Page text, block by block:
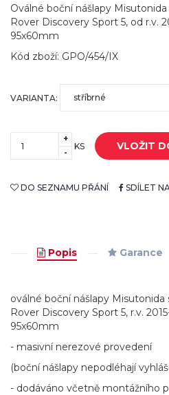
Oválné boční nášlapy
Rover Discovery Sport 5, od r.v.
95x60mm
Kód zboží: GPO/454/IX
VARIANTA:
+
-
KS VLOŽIT
DO SEZNAMU PŘÁNÍ SDÍLET
Popis Garance
oválné boční nášlapy
Rover Discovery Sport 5, r.v.
95x60mm
- masivní nerezové provedení
(boční nášlapy nepodléhají
- dodáváno včetně montážního